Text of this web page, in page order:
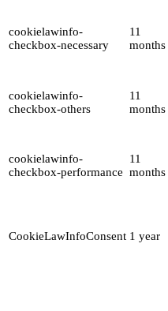
cookielawinfo-
checkbox-necessary
11
months
cookielawinfo-
checkbox-others
11
months
cookielawinfo-
checkbox-performance
11
months
CookieLawInfoConsent 1 year